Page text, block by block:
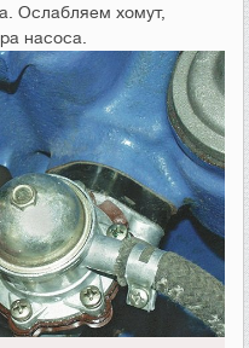
Ослабляем хомут,
насоса.